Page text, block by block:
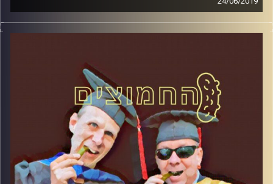
פרופסור בועז בן-דוד ופרופסור גלעד הירשברגר
קרדיט תמונות:AudioVersity